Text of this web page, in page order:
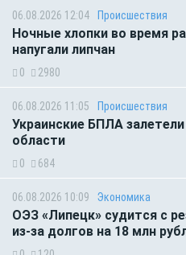
06.08.2026 12:04 Происшествия
Ночные хлопки во время
напугали липчан
0 2980
06.08.2026 11:05 Происшествия
Украинские БПЛА
области
0 684
06.08.2026 10:09 Экономика
ОЭЗ «Липецк» судится с
из-за долгов на 18 млн